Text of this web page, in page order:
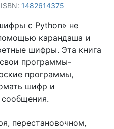
ISBN: 1482614375
с Python» не
карандаша и
шифры. Эта книга
программы-
программы,
шифр и
перестановочном,